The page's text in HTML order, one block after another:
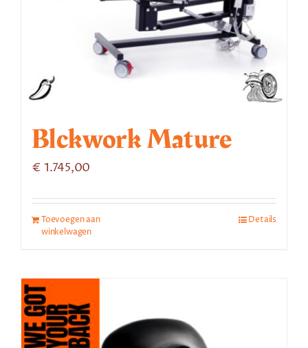
Blckwork Mature
€ 1.745,00
Toevoegen aan
winkelwagen
Details